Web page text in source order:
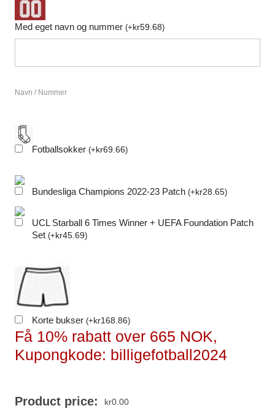
Med eget navn og nummer (+kr59.68)
Navn / Nummer
Fotballsokker (+kr69.66)
Bundesliga Champions 2022-23 Patch (+kr28.65)
UCL Starball 6 Times Winner + UEFA Foundation Patch
Set (+kr45.69)
Korte bukser (+kr168.86)
Få 10% rabatt over 665 NOK,
Kupongkode: billigefotball2024
Product price: kr0.00